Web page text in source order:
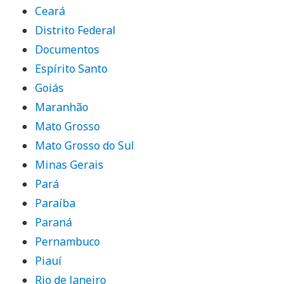
Ceará
Distrito Federal
Documentos
Espírito Santo
Goiás
Maranhão
Mato Grosso
Mato Grosso do Sul
Minas Gerais
Pará
Paraíba
Paraná
Pernambuco
Piauí
Rio de Janeiro